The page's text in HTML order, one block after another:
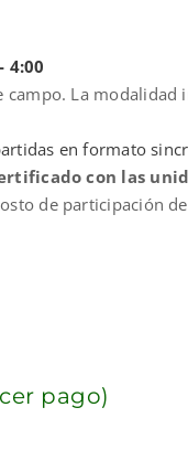
4:00
campo. La modalidad
en formato
con las
de participación
pago)